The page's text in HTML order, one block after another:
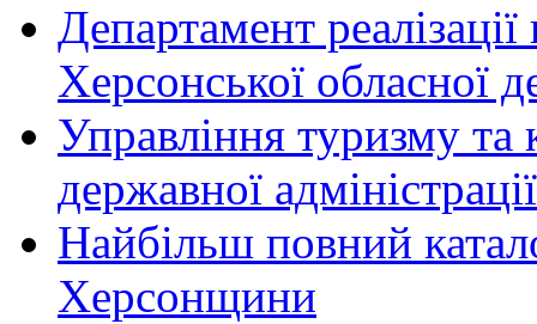
Департамент
Херсонської обласної
Управління туризму та
державної адміністрації
Найбільш повний
Херсонщини